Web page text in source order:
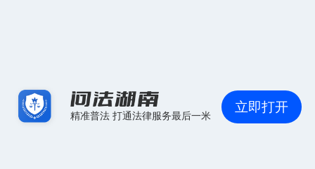
精准普法 打通法律服务最后一米
立即打开